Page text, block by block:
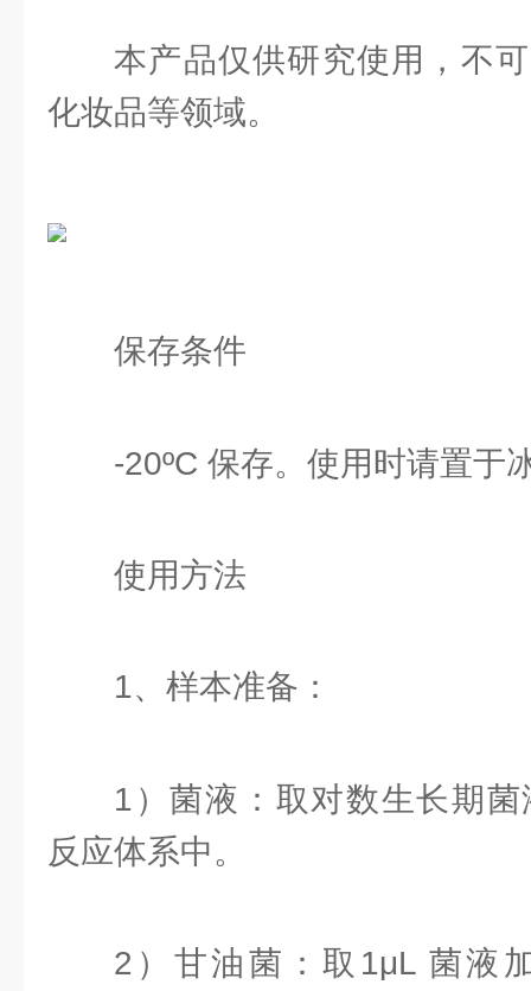
本产品仅供研究使用，不
化妆品等领域。
保存条件
-20ºC 保存。使用时请置于
使用方法
1、样本准备：
1）菌液：取对数生长期
反应体系中。
2）甘油菌：取1μL 菌液